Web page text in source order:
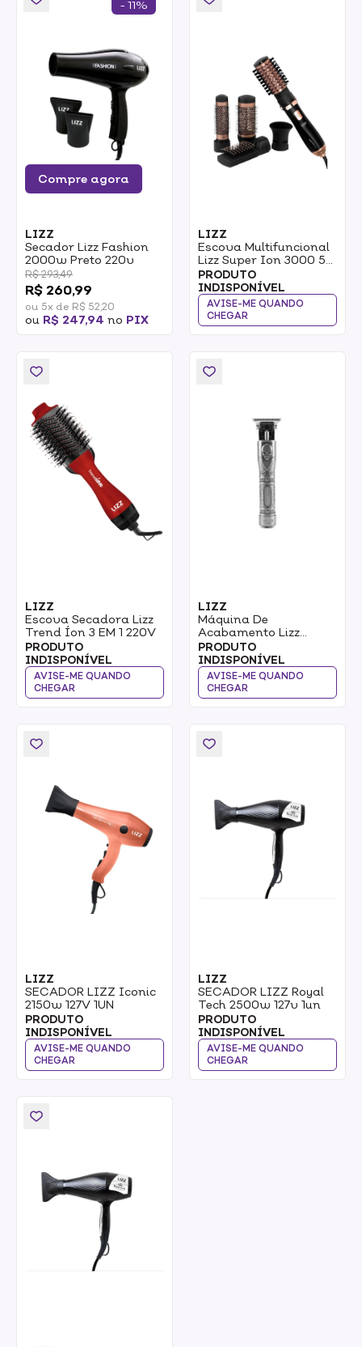
Compre agora
LIZZ
Secador Lizz Fashion
2000w Preto 220v
R$ 293,49
R$ 260,99
ou 5x de R$ 52,20
ou R$ 247,94 no PIX
- 11%
LIZZ
Escova Multifuncional
Lizz Super Ion 3000 5
Em 1 1300w 220v
PRODUTO
INDISPONÍVEL
AVISE-ME QUANDO
CHEGAR
LIZZ
Escova Secadora Lizz
Trend Íon 3 EM 1 220V
PRODUTO
INDISPONÍVEL
AVISE-ME QUANDO
CHEGAR
LIZZ
Máquina De
Acabamento Lizz
Mister Killers Sem Fio
PRODUTO
INDISPONÍVEL
AVISE-ME QUANDO
CHEGAR
LIZZ
SECADOR LIZZ Iconic
2150w 127V 1UN
PRODUTO
INDISPONÍVEL
AVISE-ME QUANDO
CHEGAR
LIZZ
SECADOR LIZZ Royal
Tech 2500w 127v 1un
PRODUTO
INDISPONÍVEL
AVISE-ME QUANDO
CHEGAR